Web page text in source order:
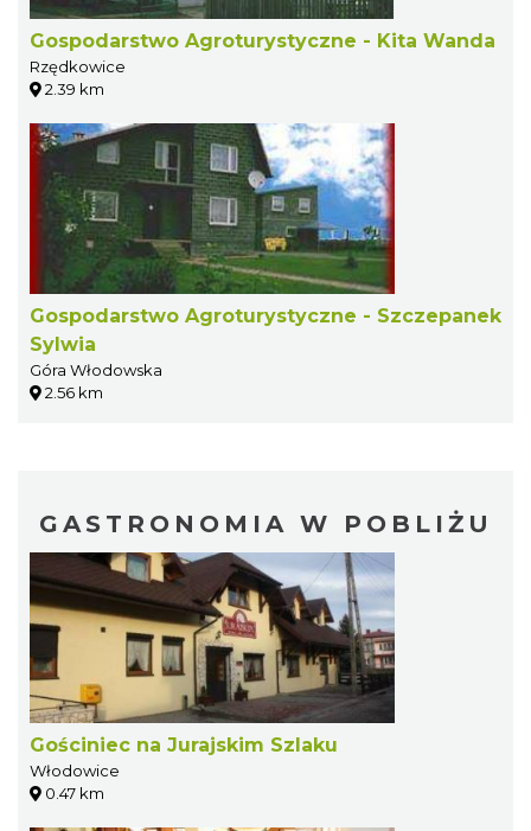
Gospodarstwo Agroturystyczne - Kita Wanda
Rzędkowice
2.39 km
Gospodarstwo Agroturystyczne - Szczepanek
Sylwia
Góra Włodowska
2.56 km
GASTRONOMIA W POBLIŻU
Gościniec na Jurajskim Szlaku
Włodowice
0.47 km